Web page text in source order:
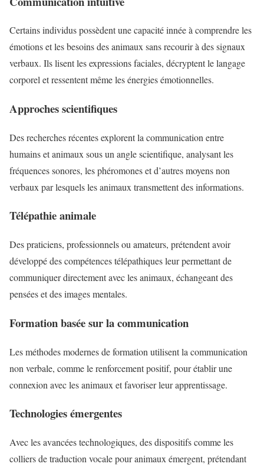
Certains individus possèdent une capacité innée à comprendre les
émotions et les besoins des animaux sans recourir à des signaux
verbaux. Ils lisent les expressions faciales, décryptent le langage
corporel et ressentent même les énergies émotionnelles.
Approches scientifiques
Des recherches récentes explorent la communication entre
humains et animaux sous un angle scientifique, analysant les
fréquences sonores, les phéromones et d’autres moyens non
verbaux par lesquels les animaux transmettent des informations.
Télépathie animale
Des praticiens, professionnels ou amateurs, prétendent avoir
développé des compétences télépathiques leur permettant de
communiquer directement avec les animaux, échangeant des
pensées et des images mentales.
Formation basée sur la communication
Les méthodes modernes de formation utilisent la communication
non verbale, comme le renforcement positif, pour établir une
connexion avec les animaux et favoriser leur apprentissage.
Technologies émergentes
Avec les avancées technologiques, des dispositifs comme les
colliers de traduction vocale pour animaux émergent, prétendant